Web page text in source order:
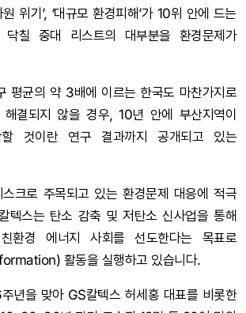
위기’, ‘대규모 환경피해’가 10위 안에 드는
칠 중대 리스트의 대부분을 환경문제가
평균의 약 3배에 이르는 한국도 마찬가지로
해결되지 않을 경우, 10년 안에 부산지역이
것이란 연구 결과까지 공개되고 있는
크로 주목되고 있는 환경문제 대응에 적극
텍스는 탄소 감축 및 저탄소 신사업을 통해
환경 에너지 사회를 선도한다는 목표로
활동을 실행하고 있습니다.
년을 맞아 GS칼텍스 허세홍 대표를 비롯한